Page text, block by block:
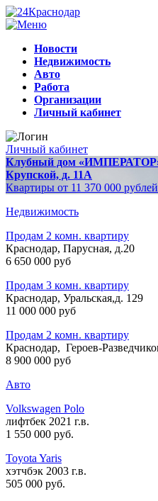
Новости
Недвижимость
Авто
Работа
Организации
Личный кабинет
Личный кабинет
Клубный дом
Крупской, д. 11А
Квартиры от 11 370 000 рублей
Недвижимость
Продам 2 комн. квартиру
Краснодар, Парусная, д.20
6 650 000 руб
Продам 3 комн. квартиру
Краснодар, Уральская,д. 129
11 000 000 руб
Продам 2 комн. квартиру
Краснодар, Героев-
8 900 000 руб
Авто
Volkswagen Polo
лифтбек 2021 г.в.
1 550 000 руб.
Toyota Yaris
хэтчбэк 2003 г.в.
505 000 руб.